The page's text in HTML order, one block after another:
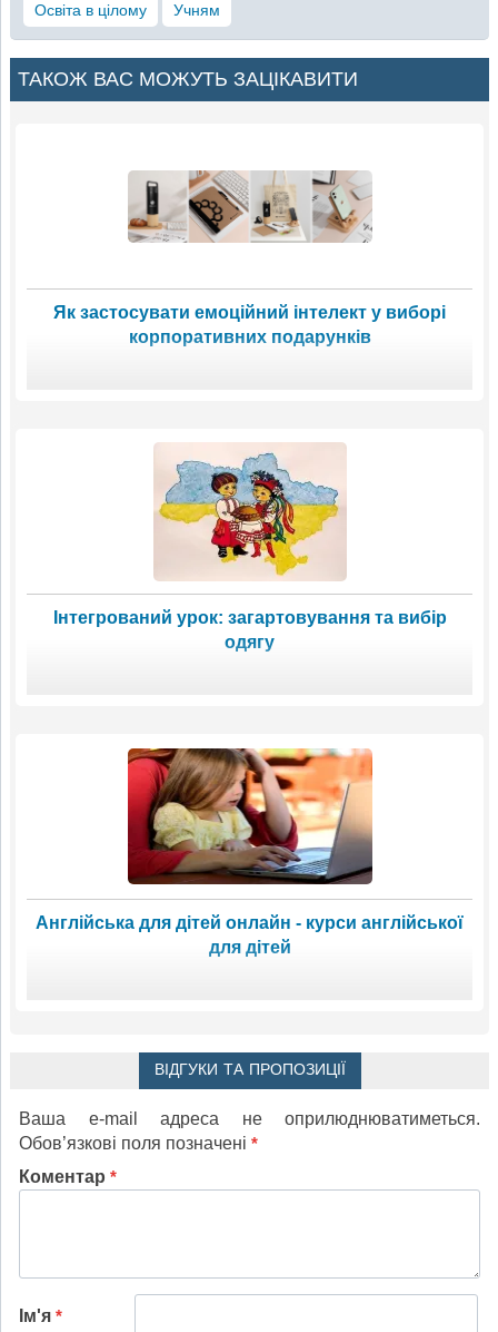
Освіта в цілому Учням
ТАКОЖ ВАС МОЖУТЬ ЗАЦІКАВИТИ
Як застосувати емоційний інтелект у виборі
корпоративних подарунків
Інтегрований урок: загартовування та вибір
одягу
Англійська для дітей онлайн - курси англійської
для дітей
ВІДГУКИ ТА ПРОПОЗИЦІЇ
Ваша e-mail адреса не оприлюднюватиметься.
Обов’язкові поля позначені *
Коментар *
Ім'я *